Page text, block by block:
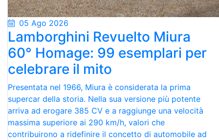
05 Ago 2026
Lamborghini Revuelto Miura
60° Homage: 99 esemplari per
celebrare il mito
Presentata nel 1966, Miura è considerata la prima
supercar della storia. Nella sua versione più potente
arriva ad erogare 385 CV e a raggiunge una velocità
massima superiore ai 290 km/h, valori che
contribuirono a ridefinire il concetto di automobile ad